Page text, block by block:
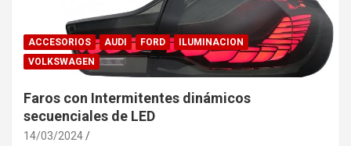
ACCESORIOS AUDI FORD
ILUMINACION
VOLKSWAGEN
Faros con Intermitentes dinámicos
secuenciales de LED
14/03/2024